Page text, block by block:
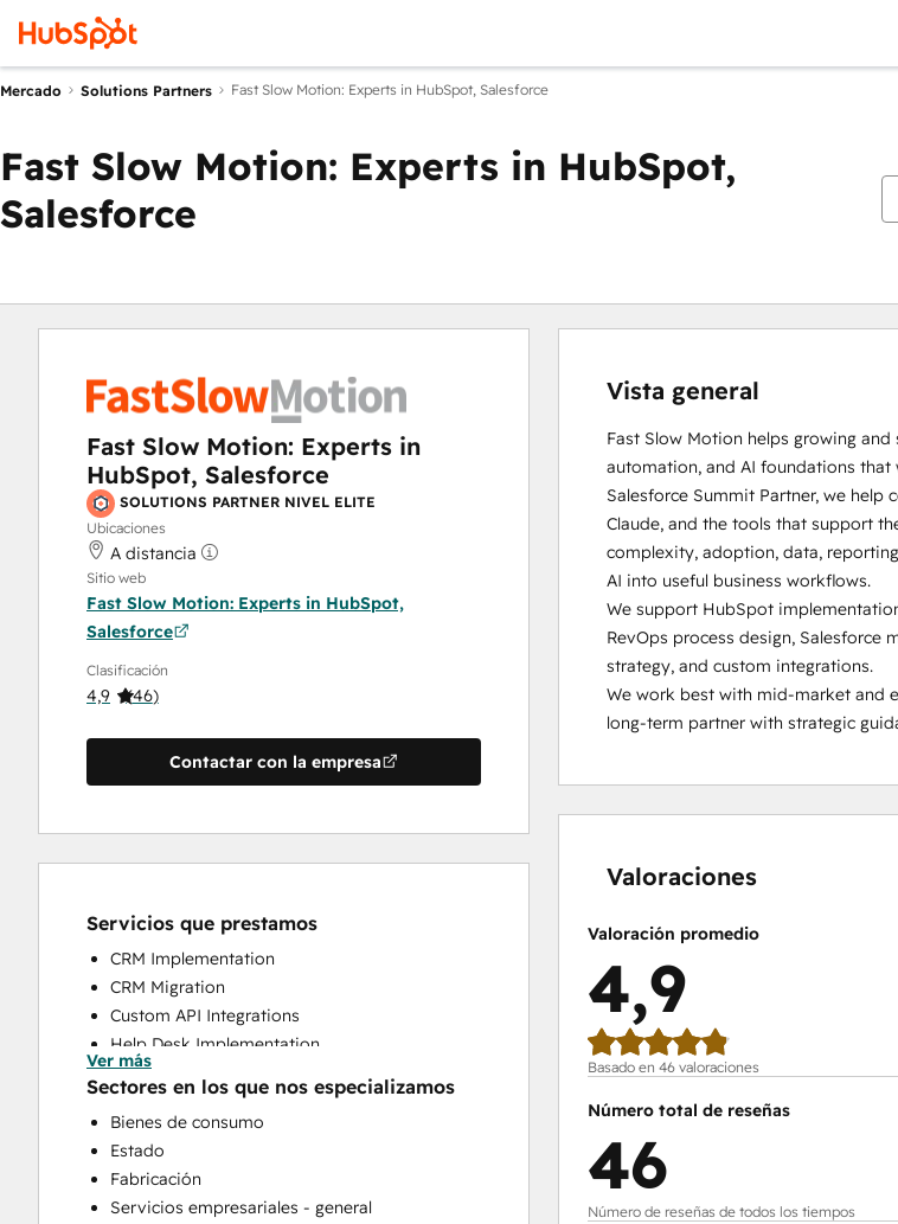
Mercado Solutions Partners Fast Slow Motion: Experts in HubSpot, Salesforce
Fast Slow Motion: Experts in HubSpot,
Salesforce
Fast Slow Motion: Experts in
HubSpot, Salesforce
SOLUTIONS PARTNER NIVEL ELITE
Ubicaciones
A distancia
Sitio web
Fast Slow Motion: Experts in HubSpot,
Salesforce
Clasificación
4,9 (46)
Contactar con la empresa
Servicios que prestamos
CRM Implementation
CRM Migration
Custom API Integrations
Help Desk Implementation
HubSpot Onboarding
Programmable Automation
Sales and Marketing Alignment
Ver más
Sectores en los que nos especializamos
Bienes de consumo
Estado
Fabricación
Servicios empresariales - general
Vista general
Fast Slow Motion helps growing
automation, and AI foundations that
Salesforce Summit Partner, we help
Claude, and the tools that support
complexity, adoption, data,
AI into useful business workflows.
We support HubSpot
RevOps process design, Salesforce
strategy, and custom integrations.
We work best with mid-market and
long-term partner with strategic
Valoraciones
Valoración promedio
4,9
Basado en 46 valoraciones
Número total de reseñas
46
Número de reseñas de todos los tiempos